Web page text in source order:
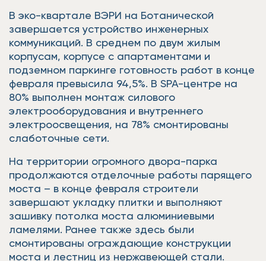
В эко-квартале ВЭРИ на Ботанической
завершается устройство инженерных
коммуникаций. В среднем по двум жилым
корпусам, корпусе с апартаментами и
подземном паркинге готовность работ в конце
февраля превысила 94,5%. В SPA-центре на
80% выполнен монтаж силового
электрооборудования и внутреннего
электроосвещения, на 78% смонтированы
слаботочные сети.
На территории огромного двора-парка
продолжаются отделочные работы парящего
моста – в конце февраля строители
завершают укладку плитки и выполняют
зашивку потолка моста алюминиевыми
ламелями. Ранее также здесь были
смонтированы ограждающие конструкции
моста и лестниц из нержавеющей стали.